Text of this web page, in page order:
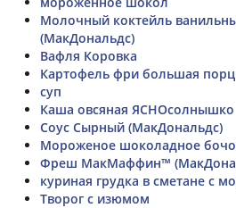
Молочный коктейль
(МакДональдс)
Вафля Коровка
Картофель фри большая
суп
Каша овсяная ЯСНОсолнышко
Соус Сырный (МакДональдс)
Мороженое шоколадное
Фреш МакМаффин™
куриная грудка в сметане с
Творог с изюмом